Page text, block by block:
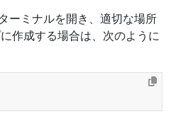
ーミナルを開き、適切な場所
作成する場合は、次のように